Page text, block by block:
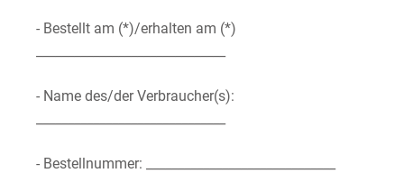
- Bestellt am (*)/erhalten am (*)
- Name des/der Verbraucher(s):
- Bestellnummer: ______________________________